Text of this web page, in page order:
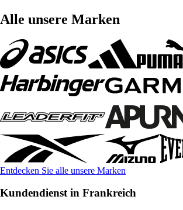
Alle unsere Marken
Entdecken Sie alle unsere Marken
Kundendienst in Frankreich